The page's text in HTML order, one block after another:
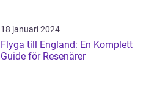
18 januari 2024
Flyga till England: En Komplett
Guide för Resenärer